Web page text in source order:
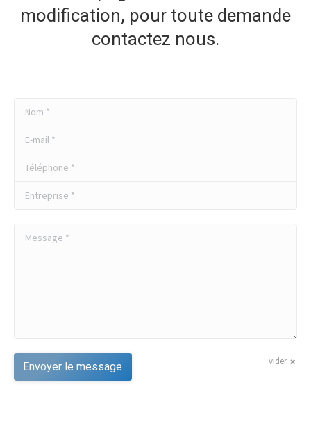
modification, pour toute demande
contactez nous.
Nom *
E-mail *
Téléphone *
Entreprise *
Message *
Envoyer le message vider